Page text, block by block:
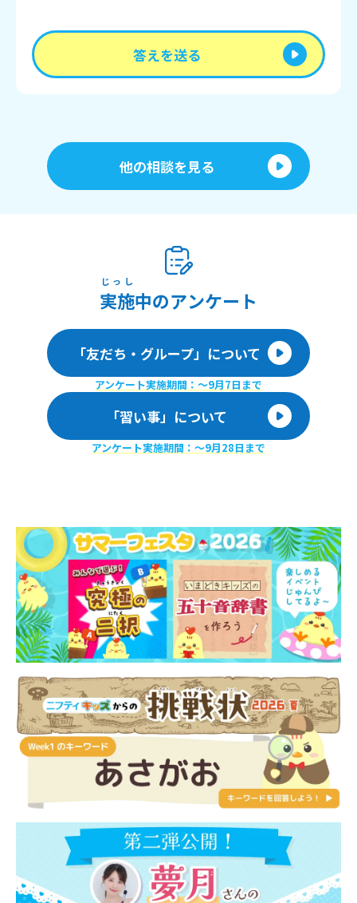
答えを送る
他の相談を見る
実施
じっし
中のアンケート
「友だち・グループ」について
アンケート実施期間：〜9月7日まで
「習い事」について
アンケート実施期間：〜9月28日まで